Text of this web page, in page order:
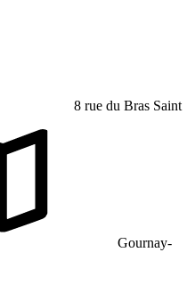
8 rue du Bras Saint
Gournay-